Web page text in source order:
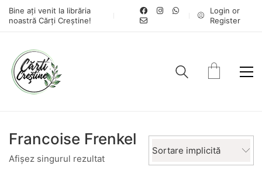
Bine ați venit la librăria
noastră Cărți Creștine!
Login or
Register
Francoise Frenkel
Afișez singurul rezultat
Sortare implicită